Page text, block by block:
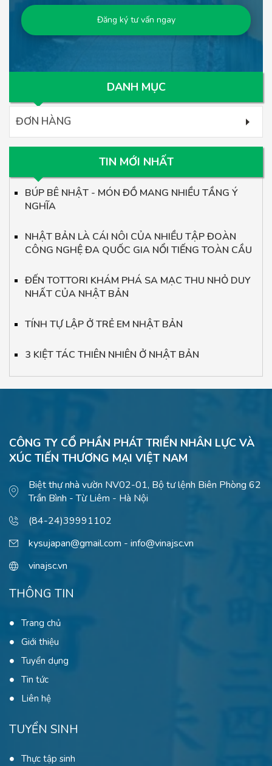
DANH MỤC
ĐƠN HÀNG
TIN MỚI NHẤT
BÚP BÊ NHẬT - MÓN ĐỒ MANG NHIỀU TẦNG Ý
NGHĨA
NHẬT BẢN LÀ CÁI NÔI CỦA NHIỀU TẬP ĐOÀN
CÔNG NGHỆ ĐA QUỐC GIA NỔI TIẾNG TOÀN CẦU
ĐẾN TOTTORI KHÁM PHÁ SA MẠC THU NHỎ DUY
NHẤT CỦA NHẬT BẢN
TÍNH TỰ LẬP Ở TRẺ EM NHẬT BẢN
3 KIỆT TÁC THIÊN NHIÊN Ở NHẬT BẢN
CÔNG TY CỔ PHẦN PHÁT TRIỂN NHÂN LỰC VÀ
XÚC TIẾN THƯƠNG MẠI VIỆT NAM
Biệt thự nhà vườn NV02-01, Bộ tư lệnh Biên Phòng 62
Trần Bình - Từ Liêm - Hà Nội
(84-24)39991102
kysujapan@gmail.com - info@vinajsc.vn
vinajsc.vn
THÔNG TIN
Trang chủ
Giới thiệu
Tuyển dụng
Tin tức
Liên hệ
TUYỂN SINH
Thực tập sinh